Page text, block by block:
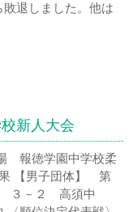
退しました。他は
新人大会
報徳学園中学校柔
【男子団体】 第
３－２ 高須中